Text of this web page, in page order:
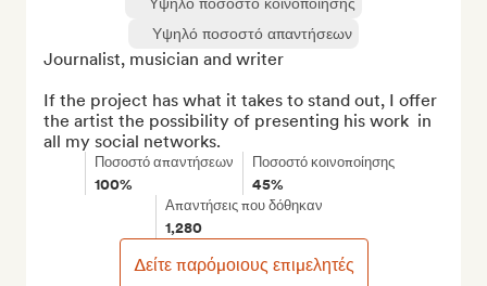
Υψηλό ποσοστό απαντήσεων
Journalist, musician and writer
If the project has what it takes to stand out, I offer
the artist the possibility of presenting his work  in
all my social networks.
Ποσοστό απαντήσεων
100%
Ποσοστό κοινοποίησης
45%
Απαντήσεις που δόθηκαν
1,280
Δείτε παρόμοιους επιμελητές